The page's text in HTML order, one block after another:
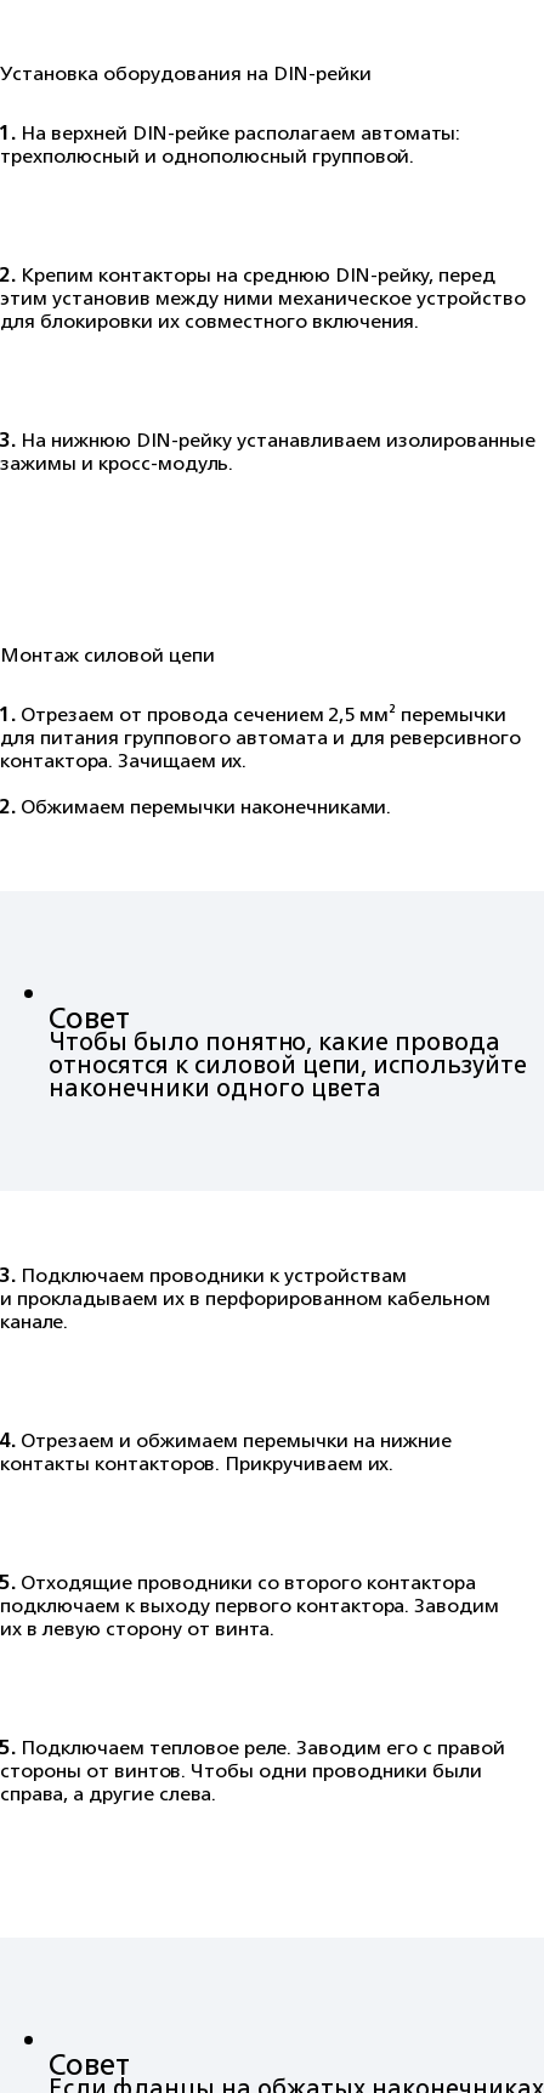
Установка оборудования на DIN-рейки
1. На верхней DIN-рейке располагаем автоматы:
трехполюсный и однополюсный групповой.
2. Крепим контакторы на среднюю DIN-рейку, перед
этим установив между ними механическое устройство
для блокировки их совместного включения.
3. На нижнюю DIN-рейку устанавливаем изолированные
зажимы и кросс‑модуль.
Монтаж силовой цепи
1.Отрезаем от провода сечением 2,5 мм² перемычки
для питания группового автомата и для реверсивного
контактора. Зачищаем их.
2.Обжимаем перемычки наконечниками.
Совет
Чтобы было понятно, какие провода
относятся к силовой цепи, используйте
наконечники одного цвета
3. Подключаем проводники к устройствам
и прокладываем их в перфорированном кабельном
канале.
4.Отрезаем и обжимаем перемычки на нижние
контакты контакторов. Прикручиваем их.
5.Отходящие проводники со второго контактора
подключаем к выходу первого контактора. Заводим
их в левую сторону от винта.
5. Подключаем тепловое реле. Заводим его с правой
стороны от винтов. Чтобы одни проводники были
справа, а другие слева.
Совет